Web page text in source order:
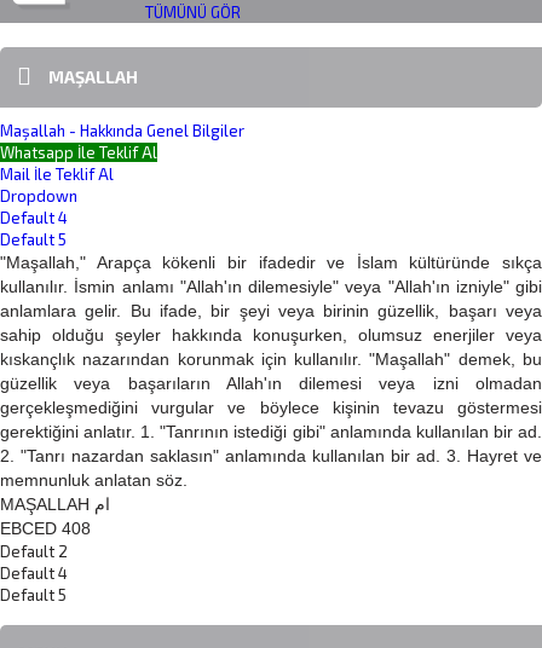
TÜMÜNÜ GÖR
MAŞALLAH
Maşallah - Hakkında Genel Bilgiler
Whatsapp İle Teklif Al
Mail İle Teklif Al
Dropdown
Default 4
Default 5
"Maşallah," Arapça kökenli bir ifadedir ve İslam kültüründe sıkça
kullanılır. İsmin anlamı "Allah'ın dilemesiyle" veya "Allah'ın izniyle" gibi
anlamlara gelir. Bu ifade, bir şeyi veya birinin güzellik, başarı veya
sahip olduğu şeyler hakkında konuşurken, olumsuz enerjiler veya
kıskançlık nazarından korunmak için kullanılır. "Maşallah" demek, bu
güzellik veya başarıların Allah'ın dilemesi veya izni olmadan
gerçekleşmediğini vurgular ve böylece kişinin tevazu göstermesi
gerektiğini anlatır. 1. "Tanrının istediği gibi" anlamında kullanılan bir ad.
2. "Tanrı nazardan saklasın" anlamında kullanılan bir ad. 3. Hayret ve
memnunluk anlatan söz.
MAŞALLAH ام
EBCED 408
Default 2
Default 4
Default 5